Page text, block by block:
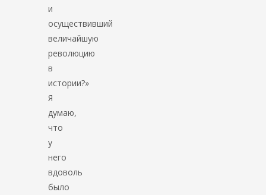
и
осуществивший
величайшую
революцию
в
истории?»
Я
думаю,
что
у
него
вдоволь
было